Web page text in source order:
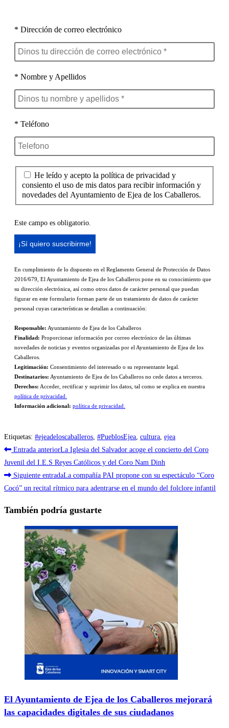
* Dirección de correo electrónico
* Nombre y Apellidos
* Teléfono
He leído y acepto la política de privacidad y
consiento el uso de mis datos para recibir información y
novedades del Ayuntamiento de Ejea de los Caballeros.
Este campo es obligatorio.
En cumplimiento de lo dispuesto en el Reglamento General de Protección de Datos
2016/679, El Ayuntamiento de Ejea de los Caballeros pone en su conocimiento que
su dirección electrónica, así como otros datos de carácter personal que puedan
figurar en este formulario forman parte de un tratamiento de datos de carácter
personal cuyas características se detallan a continuación:
Responsable: Ayuntamiento de Ejea de los Caballeros
Finalidad: Proporcionar información por correo electrónico de las últimas
novedades de noticias y eventos organizadas por el Ayuntamiento de Ejea de los
Caballeros.
Legitimación: Consentimiento del interesado o su representante legal.
Destinatarios: Ayuntamiento de Ejea de los Caballeros no cede datos a terceros.
Derechos: Acceder, rectificar y suprimir los datos, tal como se explica en nuestra
política de privacidad.
Información adicional: política de privacidad.
Etiquetas: #ejeadeloscaballeros #PueblosEjea cultura ejea
Leer
más
artículos
Entrada anteriorLa Iglesia del Salvador acoge el concierto del Coro
Juvenil del I.E.S Reyes Católicos y del Coro Nam Dinh
Siguiente entradaLa compañía PAI propone con su espectáculo “Coro
Cocó” un recital rítmico para adentrarse en el mundo del folclore infantil
También podría gustarte
El Ayuntamiento de Ejea de los Caballeros mejorará
las capacidades digitales de sus ciudadanos